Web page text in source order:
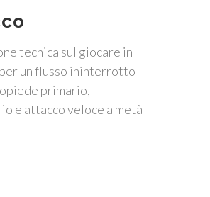
tecnica sul giocare in
un flusso ininterrotto
primario,
e attacco veloce a metà